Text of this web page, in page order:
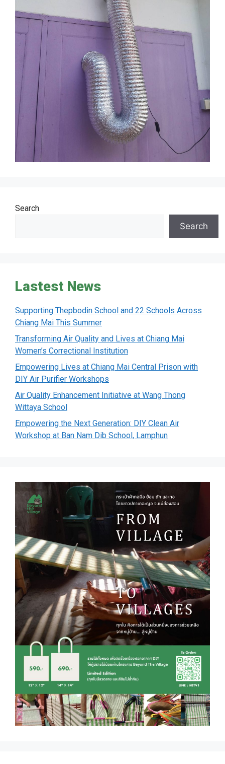
Search
Search
Lastest News
Supporting Thepbodin School and 22 Schools Across
Chiang Mai This Summer
Transforming Air Quality and Lives at Chiang Mai
Women’s Correctional Institution
Empowering Lives at Chiang Mai Central Prison with
DIY Air Purifier Workshops
Air Quality Enhancement Initiative at Wang Thong
Wittaya School
Empowering the Next Generation: DIY Clean Air
Workshop at Ban Nam Dib School, Lamphun